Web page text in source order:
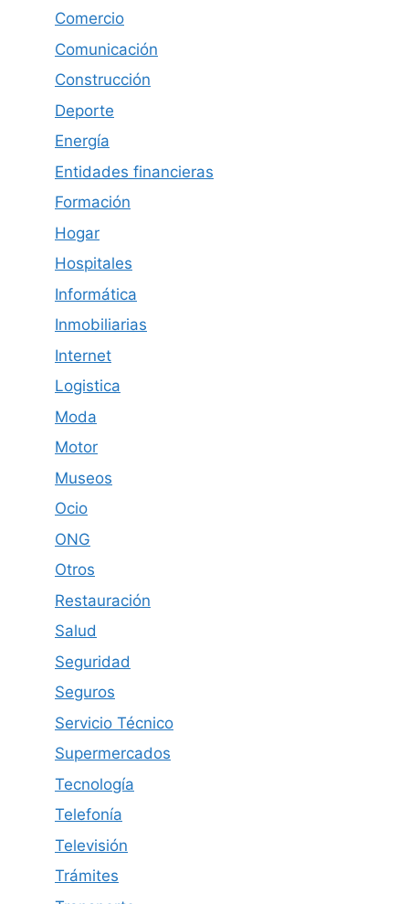
Comercio
Comunicación
Construcción
Deporte
Energía
Entidades financieras
Formación
Hogar
Hospitales
Informática
Inmobiliarias
Internet
Logistica
Moda
Motor
Museos
Ocio
ONG
Otros
Restauración
Salud
Seguridad
Seguros
Servicio Técnico
Supermercados
Tecnología
Telefonía
Televisión
Trámites